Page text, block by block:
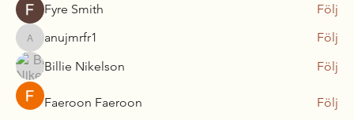
Fyre Smith Följ
anujmrfr1
anujmrfr1
Följ
Billie Nikelson
Följ
Faeroon Faeroon
Följ